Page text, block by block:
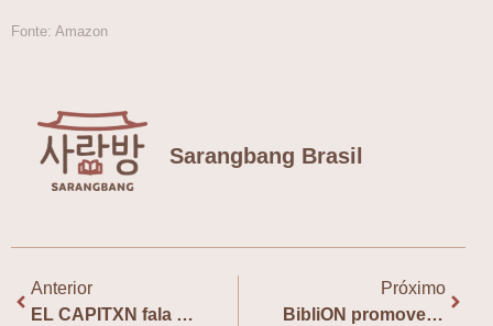
Fonte: Amazon
Sarangbang Brasil
Anterior
EL CAPITXN fala sobre nova turnê, livro e retorno ao Brasil
Próximo
BibliON promove o webinar “Literatura coreana em tempos da hallyu”